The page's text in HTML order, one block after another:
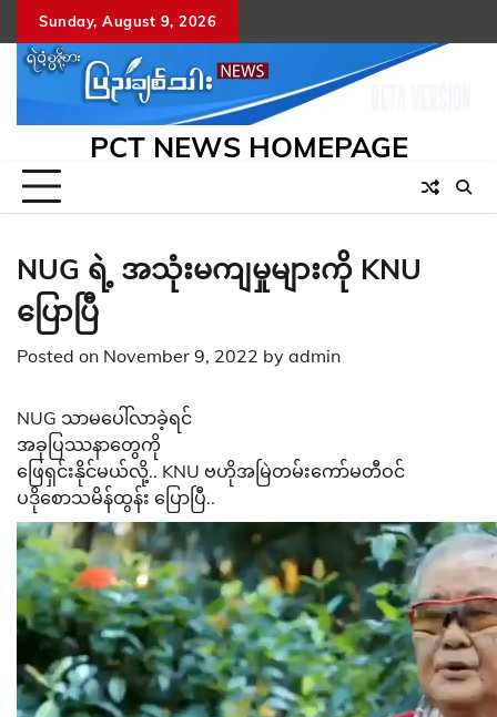
to
content
Sunday, August 9, 2026
PCT NEWS HOMEPAGE
NUG ရဲ့ အသုံးမကျမှုများကို KNU
ပြောပြီ
Posted on November 9, 2022 by admin
NUG သာမပေါ်လာခဲ့ရင်
အခုပြဿနာတွေကို
ဖြေရှင်းနိုင်မယ်လို့.. KNU ဗဟိုအမြဲတမ်းကော်မတီဝင်
ပဒိုစောသမိန်ထွန်း ပြောပြီ..